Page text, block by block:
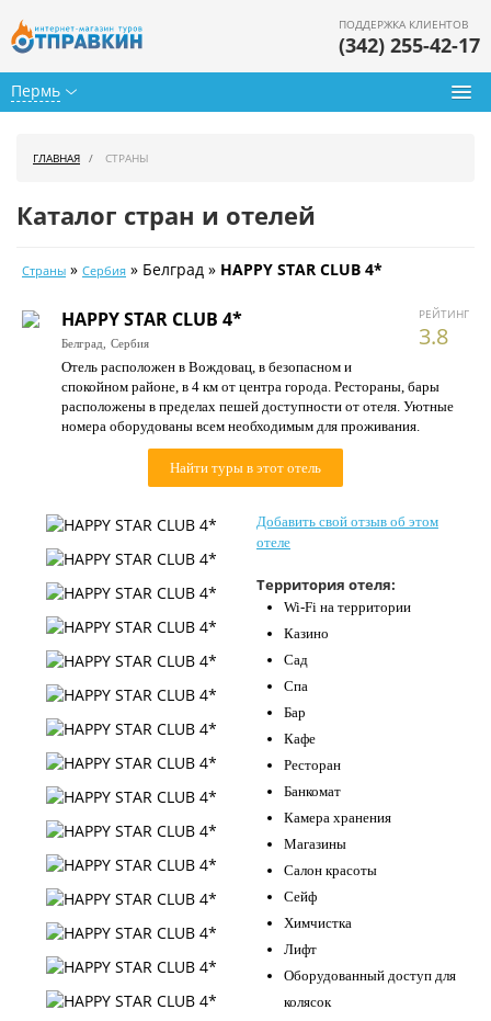
Пермь
ПОДДЕРЖКА КЛИЕНТОВ
(342) 255-42-17
Календарь туров
Цены дня
Страны
Как купить
Контакты
ГЛАВНАЯ СТРАНЫ
Каталог стран и отелей
Страны » Сербия » Белград » HAPPY STAR CLUB 4*
РЕЙТИНГ
3.8
HAPPY STAR CLUB 4*
Белград, Сербия
Отель расположен в Вождовац, в безопасном и
спокойном районе, в 4 км от центра города. Рестораны, бары
расположены в пределах пешей доступности от отеля. Уютные
номера оборудованы всем необходимым для проживания.
Найти туры в этот отель
Добавить свой отзыв об этом
отеле
Территория отеля:
Wi-Fi на территории
Казино
Сад
Спа
Бар
Кафе
Ресторан
Банкомат
Камера хранения
Магазины
Салон красоты
Сейф
Химчистка
Лифт
Оборудованный доступ для
колясок